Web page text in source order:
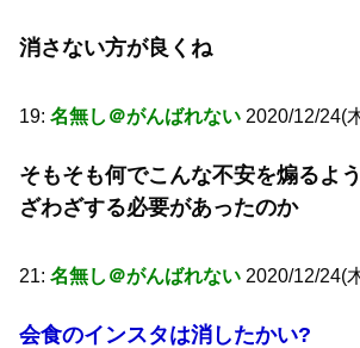
消さない方が良くね
19: 名無し＠がんばれない 2020/12/24(
そもそも何でこんな不安を煽るよ
ざわざする必要があったのか
21: 名無し＠がんばれない 2020/12/24(
会食のインスタは消したかい?